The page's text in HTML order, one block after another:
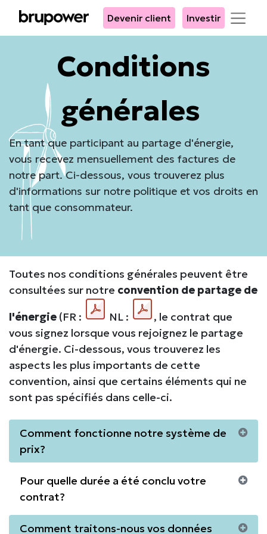
Devenir client Investir
Conditions
générales
En tant que participant au partage d'énergie,
vous recevez mensuellement des factures de
notre part. Ci-dessous, vous trouverez plus
d'informations sur notre politique et vos droits en
tant que consommateur.
Toutes nos conditions générales peuvent être
consultées sur notre convention de partage de
l'énergie (FR : NL :
, le contrat que
vous signez lorsque vous rejoignez le partage
d'énergie. Ci-dessous, vous trouverez les
aspects les plus importants de cette
convention, ainsi que certains éléments qui ne
sont pas spécifiés dans celle-ci.
Comment fonctionne notre système de
prix?
Pour quelle durée a été conclu votre
contrat?
Comment traitons-nous vos données